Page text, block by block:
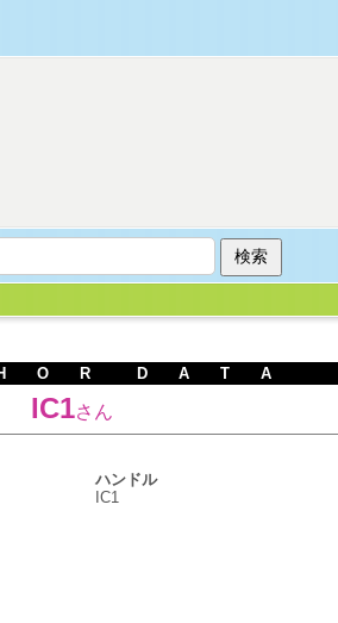
O R D A T A
IC1さん
ハンドル
IC1